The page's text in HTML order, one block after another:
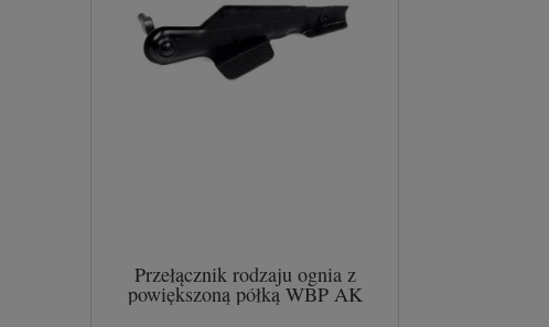
Przełącznik rodzaju ognia z
powiększoną półką WBP AK